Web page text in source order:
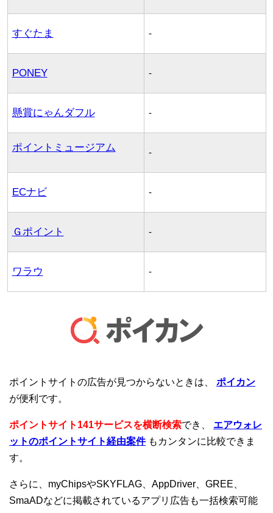
すぐたま -
PONEY -
懸賞にゃんダフル -
ポイントミュージアム -
ECナビ -
Ｇポイント -
ワラウ -
ポイントサイトの広告が見つからないときは、 ポイカン
が便利です。
ポイントサイト141サービスを横断検索でき、 エアウォレ
ットのポイントサイト経由案件もカンタンに比較できま
す。
さらに、myChipsやSKYFLAG、AppDriver、GREE、
SmaADなどに掲載されているアプリ広告も一括検索可能